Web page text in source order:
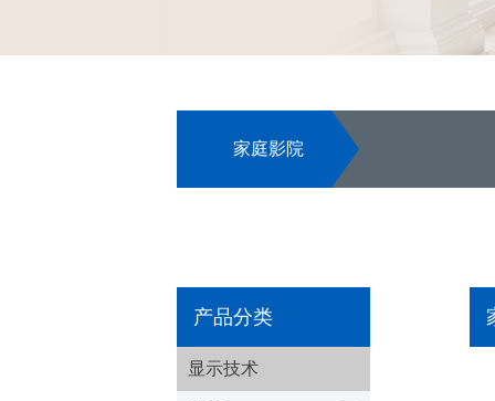
家庭影院
产品分类
显示技术